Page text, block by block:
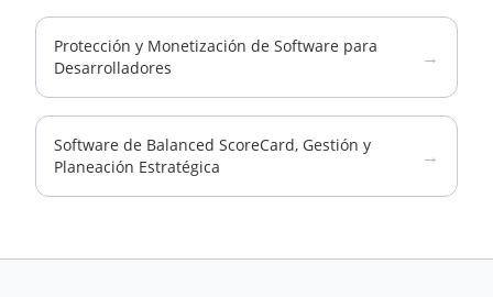
Protección y Monetización de Software para
Desarrolladores
→
Software de Balanced ScoreCard, Gestión y
Planeación Estratégica
→